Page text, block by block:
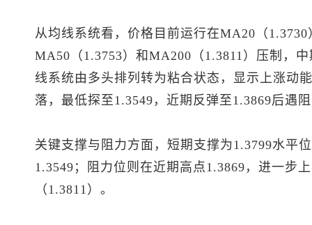
从均线系统看，价格目前运行在MA20（
MA50（1.3753）和MA200（1.3811）压制，
线系统由多头排列转为粘合状态，显示上涨动
落，最低探至1.3549，近期反弹至1.3869后遇
关键支撑与阻力方面，短期支撑为1.3799水平
1.3549；阻力位则在近期高点1.3869，进一步
（1.3811）。